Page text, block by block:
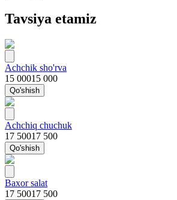
Tavsiya etamiz
Achchik sho'rva
15 00015 000
Qo'shish
Achchiq chuchuk
17 50017 500
Qo'shish
Baxor salat
17 50017 500